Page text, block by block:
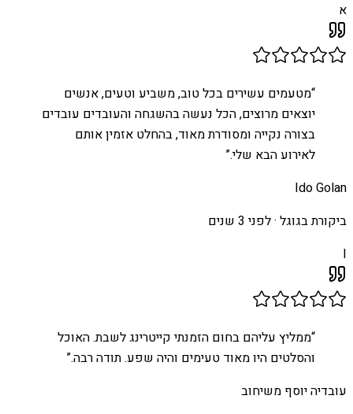
א
“מטעמים עשירים בכל טוב, משביע וטעים, אנשים
יוצאים מרוצים, הכל נעשה בהשגחה והעובדים עובדים
בצורה נקייה ומסודרת מאוד, בהחלט אזמין אותם
לאירוע הבא שלי.”
Ido Golan
ביקורת בגוגל ·לפני 3 שנים
I
“ממליץ עליהם בחום הזמנתי קייטרינג לשבת. האוכל
והסלטים היו מאוד טעימים והיה שפע. תודה רבה.”
עובדיה יוסף משיחוב